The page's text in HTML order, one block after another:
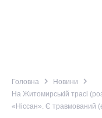
Головна navigate_next Новини navigate_next
На Житомирській трасі
«Ніссан». Є травмований